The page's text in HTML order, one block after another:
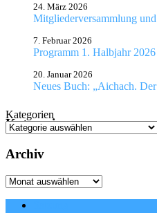
Mitgliederversammlung
24. März 2026
Programm 1. Halbjahr 2026
7. Februar 2026
Neues Buch: „Aichach.
20. Januar 2026
Kategorien
Kategorien
Archiv
Archiv